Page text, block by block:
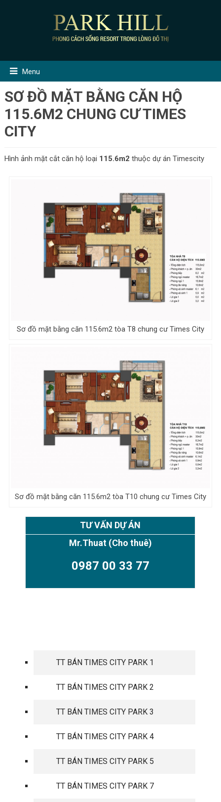
Menu
SƠ ĐỒ MẶT BẰNG CĂN HỘ
115.6M2 CHUNG CƯ TIMES
CITY
Hình ảnh mặt cắt căn hộ loại 115.6m2 thuộc dự án Timescity
Sơ đồ mặt bằng căn 115.6m2 tòa T8 chung cư Times City
Sơ đồ mặt bằng căn 115.6m2 tòa T10 chung cư Times City
TƯ VẤN DỰ ÁN
Mr.Thuat (Cho thuê)
0987 00 33 77
TT BÁN TIMES CITY PARK 1
TT BÁN TIMES CITY PARK 2
TT BÁN TIMES CITY PARK 3
TT BÁN TIMES CITY PARK 4
TT BÁN TIMES CITY PARK 5
TT BÁN TIMES CITY PARK 7